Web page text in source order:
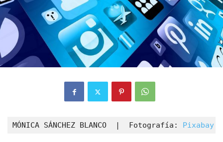
MÓNICA SÁNCHEZ BLANCO  |  Fotografía: Pixabay